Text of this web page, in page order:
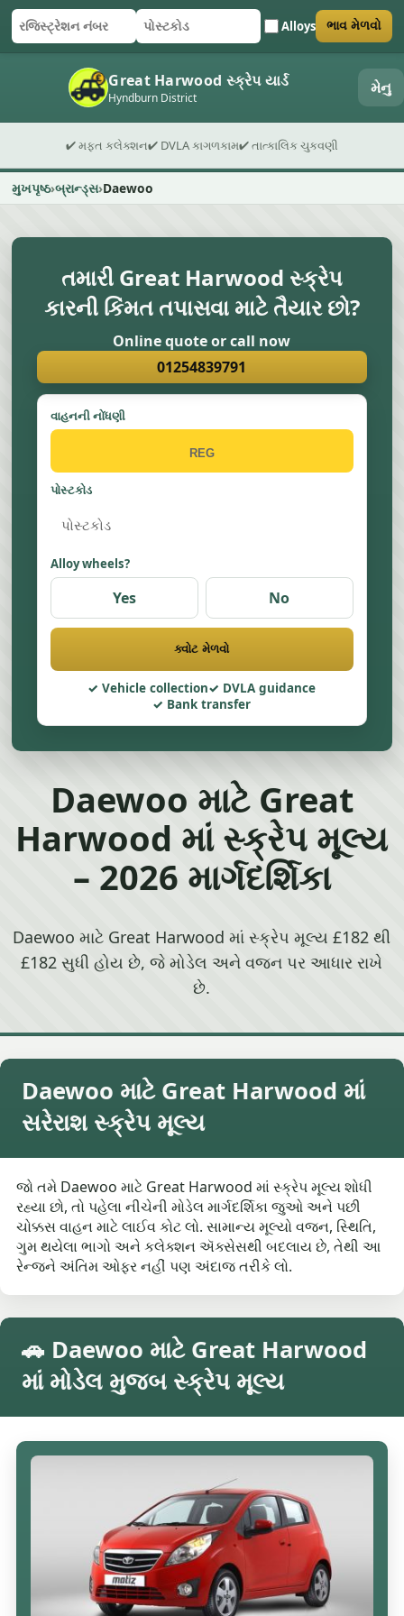
રજિસ્ટ્રેશન નંબર
પોસ્ટકોડ Alloys
ફોર્મ સબમિટ કરો ભાવ મેળવો
Great Harwood સ્ક્રેપ યાર્ડ
Hyndburn District મેનુ
✔ મફત કલેક્શન✔ DVLA કાગળકામ✔ તાત્કાલિક ચુકવણી
મુખપૃષ્ઠ બ્રાન્ડ્સ Daewoo
તમારી Great Harwood સ્ક્રેપ
કારની કિંમત તપાસવા માટે તૈયાર છો?
Online quote or call now
01254839791
વાહનની નોંધણી
પોસ્ટકોડ
Alloy wheels?
Yes No
ક્વોટ મેળવો
Vehicle collection
DVLA guidance
Bank transfer
Daewoo માટે Great
Harwood માં સ્ક્રેપ મૂલ્ય
– 2026 માર્ગદર્શિકા
Daewoo માટે Great Harwood માં સ્ક્રેપ મૂલ્ય £182 થી
£182 સુધી હોય છે, જે મોડેલ અને વજન પર આધાર રાખે
છે.
Daewoo માટે Great Harwood માં
સરેરાશ સ્ક્રેપ મૂલ્ય
જો તમે Daewoo માટે Great Harwood માં સ્ક્રેપ મૂલ્ય શોધી
રહ્યા છો, તો પહેલા નીચેની મોડેલ માર્ગદર્શિકા જુઓ અને પછી
ચોક્કસ વાહન માટે લાઈવ કોટ લો. સામાન્ય મૂલ્યો વજન, સ્થિતિ,
ગુમ થયેલા ભાગો અને કલેક્શન ઍક્સેસથી બદલાય છે, તેથી આ
રેન્જને અંતિમ ઓફર નહીં પણ અંદાજ તરીકે લો.
🚗 Daewoo માટે Great Harwood
માં મોડેલ મુજબ સ્ક્રેપ મૂલ્ય